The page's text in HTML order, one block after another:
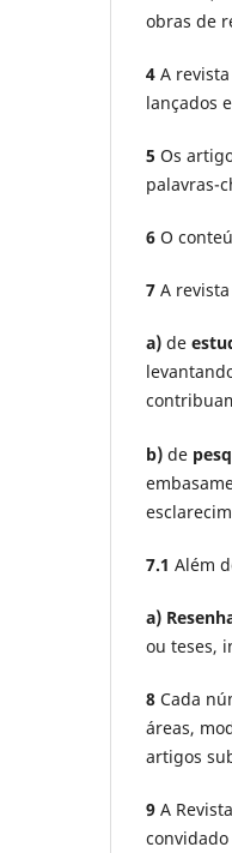
obras de
4 A
lançados
5 Os
palavras-
6 O
7 A
a) de
b) de
7.1 Além
a)
ou teses,
8 Cada
áreas,
artigos
9 A